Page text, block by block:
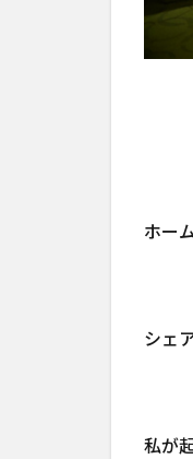
ホー
シェ
私が